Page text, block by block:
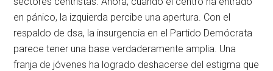
en pánico, la izquierda percibe una apertura. Con el
respaldo de dsa, la insurgencia en el Partido Demócrata
parece tener una base verdaderamente amplia. Una
franja de jóvenes ha logrado deshacerse del estigma que